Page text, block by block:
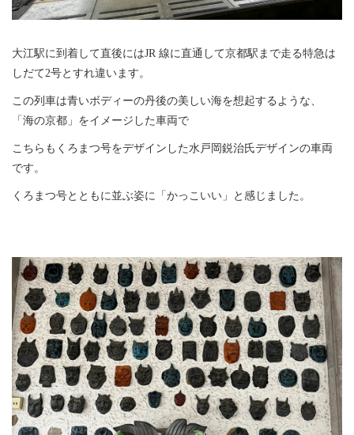
大江駅に到着して直後にはJR 線に直通して京都駅まで走る特急は
しだて2号とすれ違います。
この列車は青いボディーの丹後の美しい海を想起するような、
「海の京都」をイメージした車両で
こちらもくろまつ号をデザインした水戸岡鋭治氏デザインの車両
です。
くろまつ号とともに並ぶ姿に「かっこいい」と感じました。